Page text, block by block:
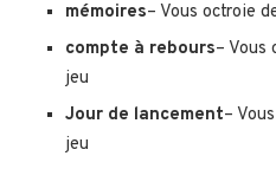
mémoires– Vous octroie
compte à rebours– Vous
jeu
Jour de lancement–
jeu